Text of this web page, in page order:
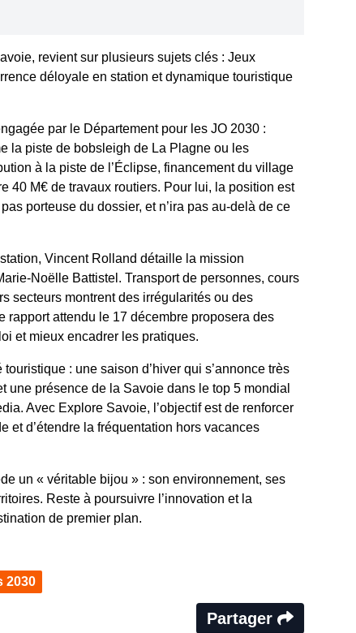
revient sur plusieurs sujets clés : Jeux
déloyale en station et dynamique touristique
par le Département pour les JO 2030 :
la piste de bobsleigh de La Plagne ou les
à la piste de l’Éclipse, financement du village
40 M€ de travaux routiers. Pour lui, la position est
porteuse du dossier, et n’ira pas au-delà de ce
Vincent Rolland détaille la mission
Noëlle Battistel. Transport de personnes, cours
secteurs montrent des irrégularités ou des
rapport attendu le 17 décembre proposera des
et mieux encadrer les pratiques.
touristique : une saison d’hiver qui s’annonce très
une présence de la Savoie dans le top 5 mondial
Avec Explore Savoie, l’objectif est de renforcer
et d’étendre la fréquentation hors vacances
un « véritable bijou » : son environnement, ses
Reste à poursuivre l’innovation et la
de premier plan.
2030
Partager